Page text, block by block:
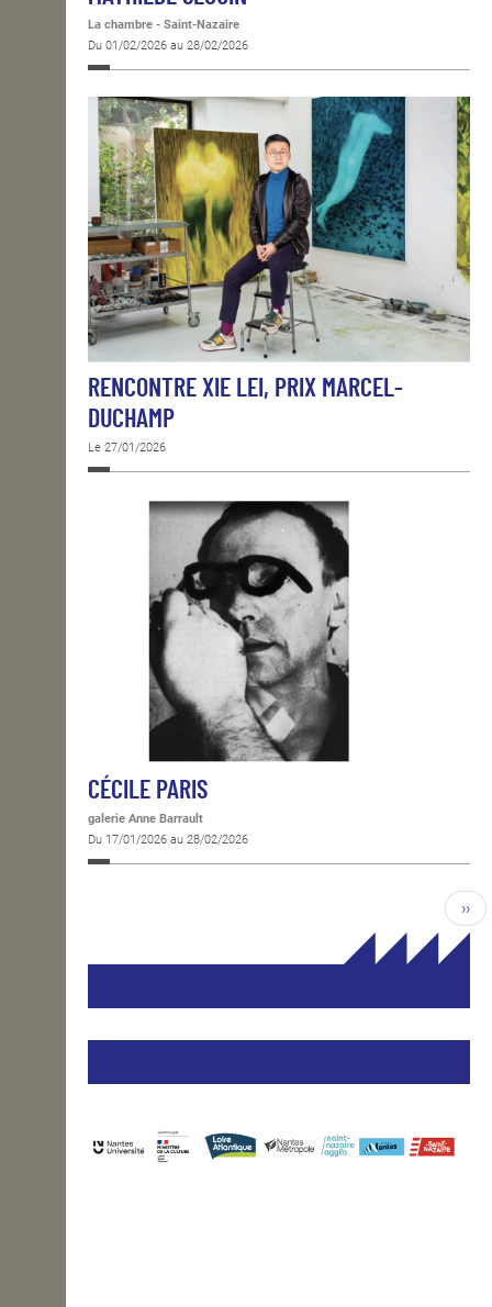
La chambre - Saint-Nazaire
Du 01/02/2026 au 28/02/2026
RENCONTRE XIE LEI, PRIX MARCEL-
DUCHAMP
Le 27/01/2026
CÉCILE PARIS
galerie Anne Barrault
Du 17/01/2026 au 28/02/2026
››